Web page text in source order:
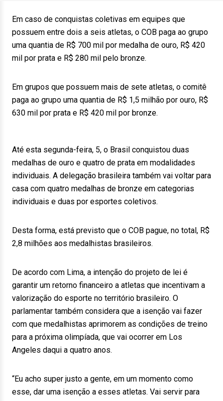
Em caso de conquistas coletivas em equipes que
possuem entre dois a seis atletas, o COB paga ao grupo
uma quantia de R$ 700 mil por medalha de ouro, R$ 420
mil por prata e R$ 280 mil pelo bronze.
Em grupos que possuem mais de sete atletas, o comitê
paga ao grupo uma quantia de R$ 1,5 milhão por ouro, R$
630 mil por prata e R$ 420 mil por bronze.
Até esta segunda-feira, 5, o Brasil conquistou duas
medalhas de ouro e quatro de prata em modalidades
individuais. A delegação brasileira também vai voltar para
casa com quatro medalhas de bronze em categorias
individuais e duas por esportes coletivos.
Desta forma, está previsto que o COB pague, no total, R$
2,8 milhões aos medalhistas brasileiros.
De acordo com Lima, a intenção do projeto de lei é
garantir um retorno financeiro a atletas que incentivam a
valorização do esporte no território brasileiro. O
parlamentar também considera que a isenção vai fazer
com que medalhistas aprimorem as condições de treino
para a próxima olimpíada, que vai ocorrer em Los
Angeles daqui a quatro anos.
“Eu acho super justo a gente, em um momento como
esse, dar uma isenção a esses atletas. Vai servir para